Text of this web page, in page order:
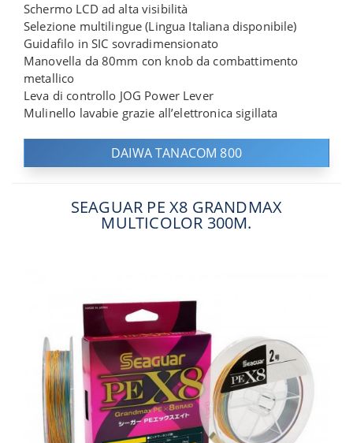
Schermo LCD ad alta visibilità
Selezione multilingue (Lingua Italiana disponibile)
Guidafilo in SIC sovradimensionato
Manovella da 80mm con knob da combattimento
metallico
Leva di controllo JOG Power Lever
Mulinello lavabie grazie all’elettronica sigillata
DAIWA TANACOM 800
SEAGUAR PE X8 GRANDMAX
MULTICOLOR 300M.